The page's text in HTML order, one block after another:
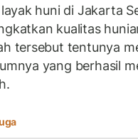
huni di Jakarta
kualitas
tersebut tentunya
yang berhasil